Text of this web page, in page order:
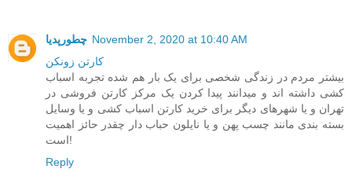
چطورپدیا November 2, 2020 at 10:40 AM
کارتن زونکن
بیشتر مردم در زندگی شخصی برای یک بار هم شده تجربه اسباب
کشی داشته اند و میدانند پیدا کردن یک مرکز کارتن فروشی در
تهران و یا شهرهای دیگر برای خرید کارتن اسباب کشی و یا وسایل
بسته بندی مانند چسب پهن و یا نایلون حباب دار چقدر حائز اهمیت
است!
Reply